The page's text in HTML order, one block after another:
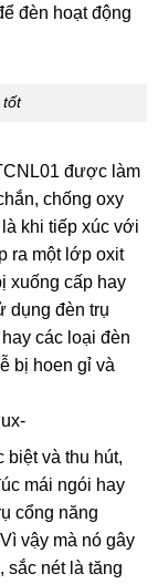
đèn hoạt động
được làm
chống oxy
khi tiếp xúc với
ra một lớp oxit
xuống cấp hay
dụng đèn trụ
các loại đèn
bị hoen gỉ và
biệt và thu hút,
mái ngói hay
cổng năng
vậy mà nó gây
nét là tăng